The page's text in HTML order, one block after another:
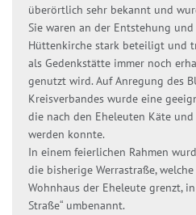
überörtlich sehr bekannt und
Sie waren an der Entstehung
Hüttenkirche stark beteiligt und
als Gedenkstätte immer noch
genutzt wird. Auf Anregung des
Kreisverbandes wurde eine
die nach den Eheleuten Käte
werden konnte.
In einem feierlichen Rahmen
die bisherige Werrastraße,
Wohnhaus der Eheleute grenzt,
Straße“ umbenannt.